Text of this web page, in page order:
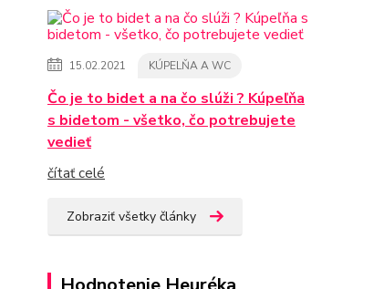
15.02.2021 KÚPELŇA A WC
Čo je to bidet a na čo slúži ? Kúpeľňa
s bidetom - všetko, čo potrebujete
vedieť
čítať celé
Zobraziť všetky články